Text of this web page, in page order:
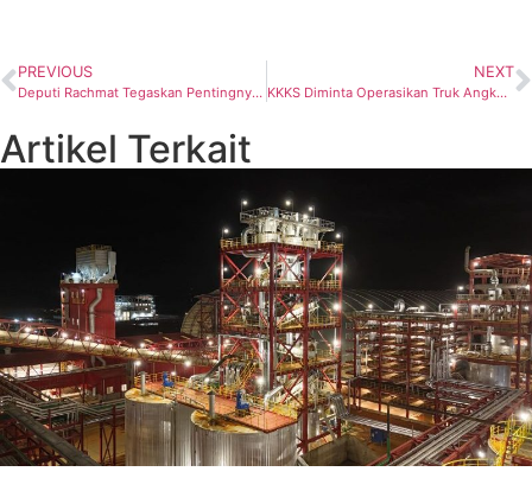
PREVIOUS
Deputi Rachmat Tegaskan Pentingnya Dekarbonisasi Indonesia Menuju Net Zero
NEXT
KKKS Diminta Operasikan Truk Angkut Crude Laik Jalan, Dilarang Keras Loloskan yang Tidak Laik
Artikel Terkait